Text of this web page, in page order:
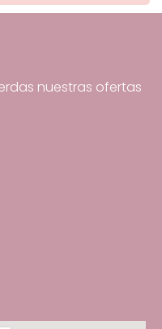
nuestras ofertas